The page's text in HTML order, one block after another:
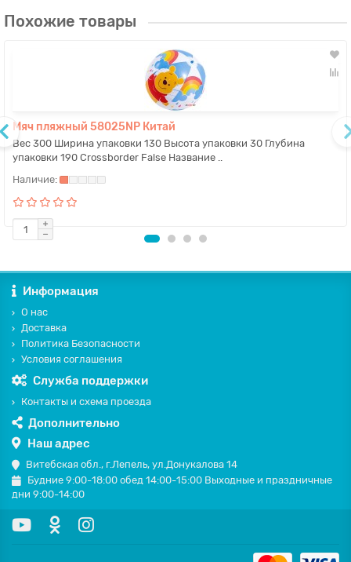
Похожие товары
Мяч пляжный 58025NP Китай
Вес 300 Ширина упаковки 130 Высота упаковки 30 Глубина
упаковки 190 Crossborder False Название ..
Информация
О нас
Доставка
Политика Безопасности
Условия соглашения
Служба поддержки
Контакты и схема проезда
Дополнительно
Наш адрес
Витебская обл., г.Лепель, ул.Донукалова 14
Будние 9:00-18:00 обед 14:00-15:00 Выходные и праздничные
дни 9:00-14:00